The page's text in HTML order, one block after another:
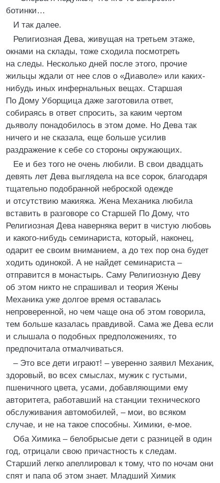
ботинки…
И так далее.
Религиозная Дева, живущая на третьем этаже,
окнами на склады, тоже сходила посмотреть
на следы. Несколько дней после этого, прочие
жильцы ждали от нее слов о «Диаволе» или каких-
нибудь иных инфернальных вещах. Старшая
По Дому Уборщица даже заготовила ответ,
собираясь в ответ спросить, за каким чертом
дьяволу понадобилось в этом доме. Но Дева так
ничего и не сказала, еще больше усилив
раздражение к себе со стороны окружающих.
Ее и без того не очень любили. В свои двадцать
девять лет Дева выглядела на все сорок, благодаря
тщательно подобранной неброской одежде
и отсутствию макияжа. Жена Механика любила
вставить в разговоре со Старшей По Дому, что
Религиозная Дева наверняка верит в чистую любовь
и какого-нибудь семинариста, который, наконец,
одарит ее своим вниманием, а до тех пор она будет
ходить одинокой. А не найдет семинариста –
отправится в монастырь. Саму Религиозную Деву
об этом никто не спрашивал и теория Жены
Механика уже долгое время оставалась
непроверенной, но чем чаще она об этом говорила,
тем больше казалась правдивой. Сама же Дева если
и слышала о подобных предположениях, то
предпочитала отмалчиваться.
– Это все дети играют! – уверенно заявил Механик,
здоровый, во всех смыслах, мужик с густыми,
пшеничного цвета, усами, добавляющими ему
авторитета, работавший на станции технического
обслуживания автомобилей, – мои, во всяком
случае, и не на такое способны. Химики, е-мое.
Оба Химика – белобрысые дети с разницей в один
год, отрицали свою причастность к следам.
Старший легко апеллировал к тому, что по ночам они
спят и папа об этом знает. Младший Химик